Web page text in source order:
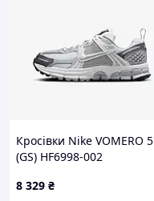
Кросівки Nike VOMERO 5
(GS) HF6998-002
8 329 ₴